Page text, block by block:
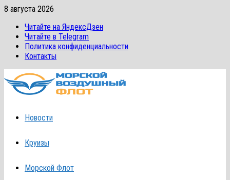
Перейти
содержимому
8 августа 2026
Читайте на ЯндексДзен
Читайте в Telegram
Политика конфиденциальности
Контакты
Новости
Круизы
Морской Флот